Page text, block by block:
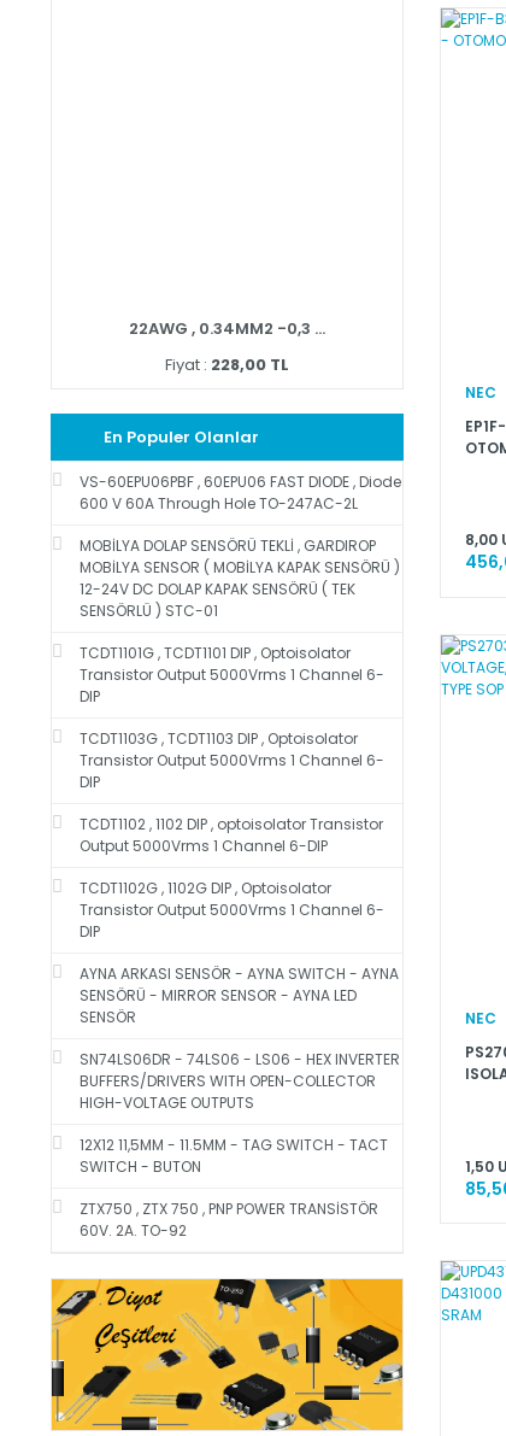
22AWG , 0.34MM2 -0,3 ...
Fiyat : 228,00 TL
En Populer Olanlar
VS-60EPU06PBF , 60EPU06 FAST DIODE , Diode
600 V 60A Through Hole TO-247AC-2L
MOBİLYA DOLAP SENSÖRÜ TEKLİ , GARDIROP
MOBİLYA SENSOR ( MOBİLYA KAPAK SENSÖRÜ )
12-24V DC DOLAP KAPAK SENSÖRÜ ( TEK
SENSÖRLÜ ) STC-01
TCDT1101G , TCDT1101 DIP , Optoisolator
Transistor Output 5000Vrms 1 Channel 6-
DIP
TCDT1103G , TCDT1103 DIP , Optoisolator
Transistor Output 5000Vrms 1 Channel 6-
DIP
TCDT1102 , 1102 DIP , optoisolator Transistor
Output 5000Vrms 1 Channel 6-DIP
TCDT1102G , 1102G DIP , Optoisolator
Transistor Output 5000Vrms 1 Channel 6-
DIP
AYNA ARKASI SENSÖR - AYNA SWITCH - AYNA
SENSÖRÜ - MIRROR SENSOR - AYNA LED
SENSÖR
SN74LS06DR - 74LS06 - LS06 - HEX INVERTER
BUFFERS/DRIVERS WITH OPEN-COLLECTOR
HIGH-VOLTAGE OUTPUTS
12X12 11,5MM - 11.5MM - TAG SWITCH - TACT
SWITCH - BUTON
ZTX750 , ZTX 750 , PNP POWER TRANSİSTÖR
60V. 2A. TO-92
NEC
8,00
NEC
1,50